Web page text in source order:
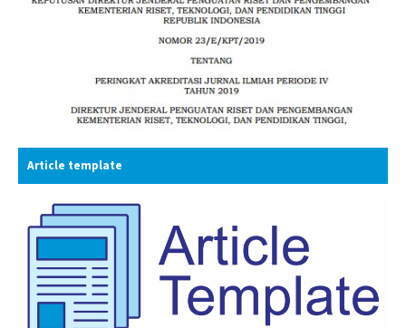
Article template